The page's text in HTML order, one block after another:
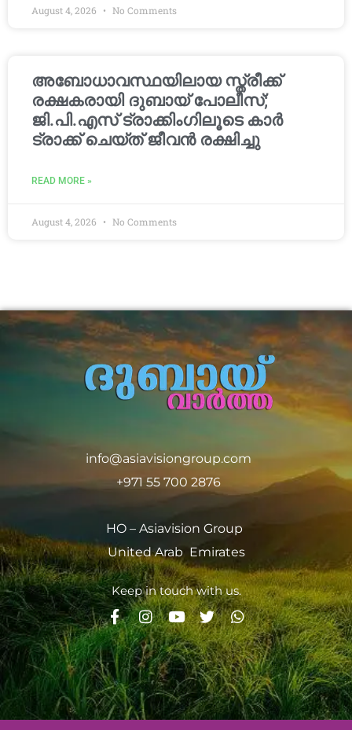
August 4, 2026 No Comments
അബോധാവസ്ഥയിലായ സ്ത്രീക്ക്
രക്ഷകരായി ദുബായ് പോലീസ്;
ജി.പി.എസ് ട്രാക്കിംഗിലൂടെ കാർ
ട്രാക്ക് ചെയ്ത് ജീവൻ രക്ഷിച്ചു
READ MORE »
August 4, 2026 No Comments
info@asiavisiongroup.com
+971 55 700 2876
HO – Asiavision Group
United Arab Emirates
Keep in touch with us.